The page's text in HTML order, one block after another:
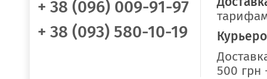
+ 38 (096) 009-91-97
+ 38 (093) 580-10-19
500